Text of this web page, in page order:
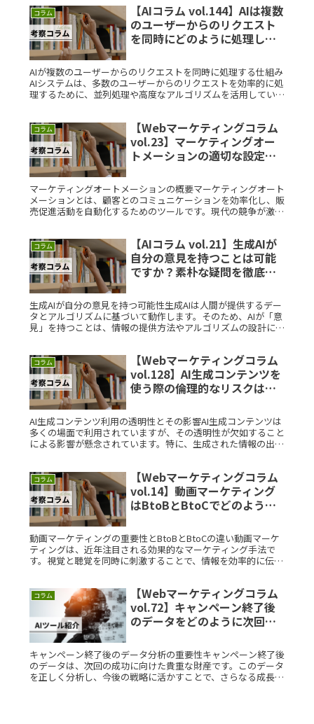
コラム
【AIコラム vol.144】AIは複数
のユーザーからのリクエスト
を同時にどのように処理して
徹底解説
AIが複数のユーザーからのリクエストを同時に処理する仕組み
AIシステムは、多数のユーザーからのリクエストを効率的に処
理するために、並列処理や高度なアルゴリズムを活用していま
コラム
【Webマーケティングコラム
vol.23】マーケティングオー
トメーションの適切な設定方
マーケティングオートメーションの概要マーケティングオート
メーションとは、顧客とのコミュニケーションを効率化し、販
売促進活動を自動化するためのツールです。現代の競争が激し
コラム
【AIコラム vol.21】生成AIが
自分の意見を持つことは可能
ですか？素朴な疑問を徹底解
生成AIが自分の意見を持つ可能性生成AIは人間が提供するデー
タとアルゴリズムに基づいて動作します。そのため、AIが「意
見」を持つことは、情報の提供方法やアルゴリズムの設計によ
コラム
【Webマーケティングコラム
vol.128】AI生成コンテンツを
使う際の倫理的なリスクは？
AI生成コンテンツ利用の透明性とその影響AI生成コンテンツは
多くの場面で利用されていますが、その透明性が欠如すること
による影響が懸念されています。特に、生成された情報の出所
コラム
【Webマーケティングコラム
vol.14】動画マーケティング
はBtoBとBtoCでどのように
な疑問を徹底解説
動画マーケティングの重要性とBtoBとBtoCの違い動画マーケ
ティングは、近年注目される効果的なマーケティング手法で
す。視覚と聴覚を同時に刺激することで、情報を効率的に伝え
コラム
【Webマーケティングコラム
vol.72】キャンペーン終了後
のデータをどのように次回に
問を徹底解説
キャンペーン終了後のデータ分析の重要性キャンペーン終了後
のデータは、次回の成功に向けた貴重な財産です。このデータ
を正しく分析し、今後の戦略に活かすことで、さらなる成長を